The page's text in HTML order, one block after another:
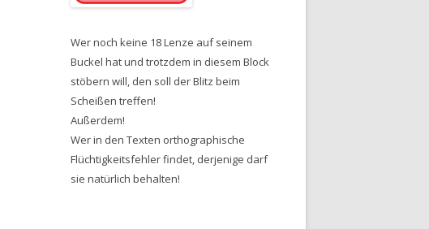
Wer noch keine 18 Lenze auf seinem
Buckel hat und trotzdem in diesem Block
stöbern will, den soll der Blitz beim
Scheißen treffen!
Außerdem!
Wer in den Texten orthographische
Flüchtigkeitsfehler findet, derjenige darf
sie natürlich behalten!